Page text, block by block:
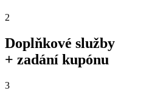
2
Doplňkové služby
+ zadání kupónu
3